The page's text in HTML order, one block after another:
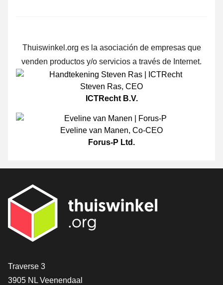
Thuiswinkel.org es la asociación de empresas que
venden productos y/o servicios a través de Internet.
Steven Ras, CEO
ICTRecht B.V.
Eveline van Manen, Co-CEO
Forus-P Ltd.
[_General:Contact]
Traverse 3
3905 NL Veenendaal